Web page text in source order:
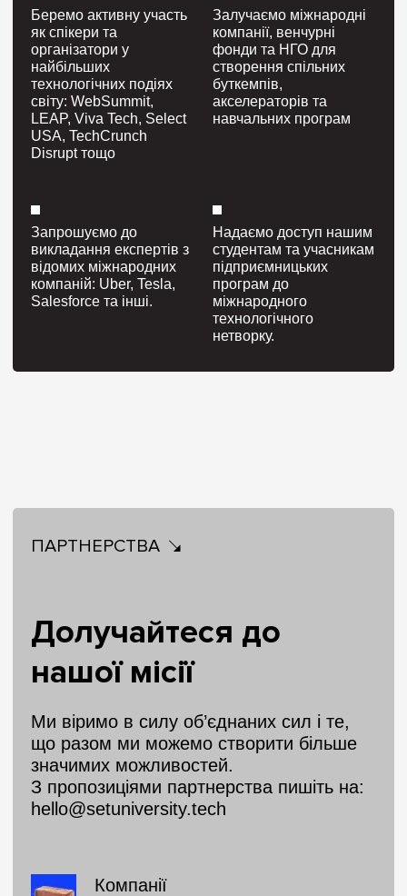
Беремо активну участь
як спікери та
організатори у
найбільших
технологічних подіях
світу: WebSummit,
LEAP, Viva Tech, Select
USA, TechCrunch
Disrupt тощо
Залучаємо міжнародні
компанії, венчурні
фонди та НГО для
створення спільних
буткемпів,
акселераторів та
навчальних програм
Запрошуємо до
викладання експертів з
відомих міжнародних
компаній: Uber, Tesla,
Salesforce та інші.
Надаємо доступ нашим
студентам та учасникам
підприємницьких
програм до
міжнародного
технологічного
нетворку.
ПАРТНЕРСТВА
Долучайтеся до
нашої місії
Ми віримо в силу об’єднаних сил і те,
що разом ми можемо створити більше
значимих можливостей.
З пропозиціями партнерства пишіть на:
hello@setuniversity.tech
Компанії